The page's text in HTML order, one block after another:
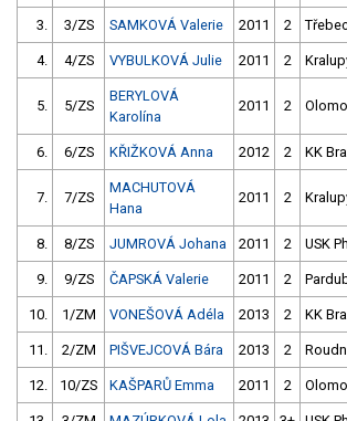
3. 3/ZS SAMKOVÁ Valerie 2011 2
4. 4/ZS VYBULKOVÁ Julie 2011 2
5. 5/ZS
BERYLOVÁ
Karolína
2011 2
6. 6/ZS KŘIŽKOVÁ Anna 2012 2 KK
7. 7/ZS
MACHUTOVÁ
Hana
2011 2
8. 8/ZS JUMROVÁ Johana 2011 2 USK
9. 9/ZS ČAPSKÁ Valerie 2011 2
10. 1/ZM VONEŠOVÁ Adéla 2013 2 KK
11. 2/ZM PIŠVEJCOVÁ Bára 2013 2
12. 10/ZS KAŠPARŮ Emma 2011 2